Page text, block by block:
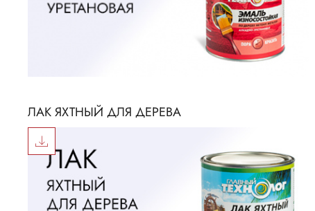
ЛАК ЯХТНЫЙ ДЛЯ ДЕРЕВА